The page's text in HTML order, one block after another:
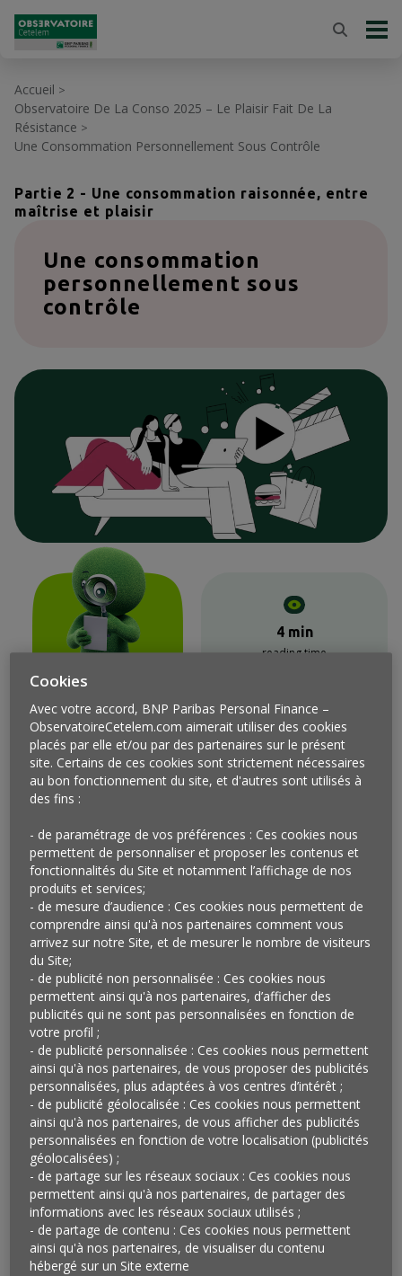
Accueil >
Observatoire De La Conso 2025 – Le Plaisir Fait De La
Résistance >
Une Consommation Personnellement Sous Contrôle
Partie 2 - Une consommation raisonnée, entre
maîtrise et plaisir
Une consommation
personnellement sous
contrôle
4 min
reading time
personnellement sous contrôle
BIEN CONSOMMER, UNE
QUESTION D’ÉQUILIBRE
La consommation a beau être entachée d’impressions
négatives et associée à des termes qui le sont tout autant,
les Européens pensent en avoir une certaine maîtrise. Avec
une note moyenne de 5,3 sur 10, ils estiment sagement
consommer juste comme il faut, ni trop, ni trop peu, tels
des stratèges de la consommation, aux choix mûrement
réfléchis. Aucun pays n’affiche une note inférieure à 5 sur
10, les Roumains et les Britanniques se distinguent par une
tendance à acheter davantage. L’âge et le lieu de vie font
apparaître une réelle différenciation. Les plus jeunes et les
citadins se jugent davantage dépensiers
Fig 6 – Tendance générale à acheter plus
ou moins par pays
Télécharger cette infographie pour vos
Cookies
Avec votre accord, BNP Paribas Personal Finance –
ObservatoireCetelem.com aimerait utiliser des cookies
placés par elle et/ou par des partenaires sur le présent
site. Certains de ces cookies sont strictement nécessaires
au bon fonctionnement du site, et d'autres sont utilisés à
des fins :
- de paramétrage de vos préférences : Ces cookies nous
permettent de personnaliser et proposer les contenus et
fonctionnalités du Site et notamment l’affichage de nos
produits et services;
- de mesure d’audience : Ces cookies nous permettent de
comprendre ainsi qu'à nos partenaires comment vous
arrivez sur notre Site, et de mesurer le nombre de visiteurs
du Site;
- de publicité non personnalisée : Ces cookies nous
permettent ainsi qu'à nos partenaires, d’afficher des
publicités qui ne sont pas personnalisées en fonction de
votre profil ;
- de publicité personnalisée : Ces cookies nous permettent
ainsi qu'à nos partenaires, de vous proposer des publicités
personnalisées, plus adaptées à vos centres d’intérêt ;
- de publicité géolocalisée : Ces cookies nous permettent
ainsi qu'à nos partenaires, de vous afficher des publicités
personnalisées en fonction de votre localisation (publicités
géolocalisées) ;
- de partage sur les réseaux sociaux : Ces cookies nous
permettent ainsi qu'à nos partenaires, de partager des
informations avec les réseaux sociaux utilisés ;
- de partage de contenu : Ces cookies nous permettent
ainsi qu'à nos partenaires, de visualiser du contenu
hébergé sur un Site externe